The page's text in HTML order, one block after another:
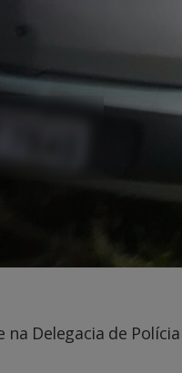
Delegacia de